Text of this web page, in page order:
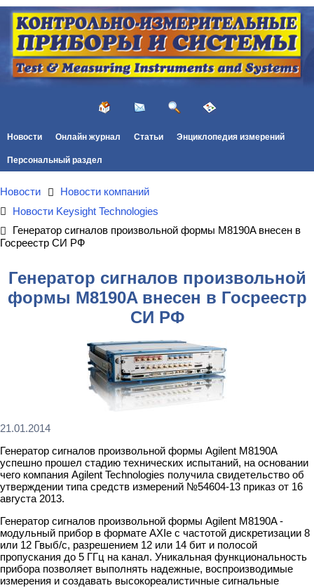
Новости Онлайн журнал Статьи Энциклопедия измерений
Персональный раздел
Новости
Новости компаний
Новости Keysight Technologies
Генератор сигналов произвольной формы M8190A внесен в
Госреестр СИ РФ
Генератор сигналов произвольной
формы M8190A внесен в Госреестр
СИ РФ
21.01.2014
Генератор сигналов произвольной формы Agilent M8190A
успешно прошел стадию технических испытаний, на основании
чего компания Agilent Technologies получила свидетельство об
утверждении типа средств измерений №54604-13 приказ от 16
августа 2013.
Генератор сигналов произвольной формы Agilent M8190A -
модульный прибор в формате AXIe с частотой дискретизации 8
или 12 Гвыб/с, разрешением 12 или 14 бит и полосой
пропускания до 5 ГГц на канал. Уникальная функциональность
прибора позволяет выполнять надежные, воспроизводимые
измерения и создавать высокореалистичные сигнальные